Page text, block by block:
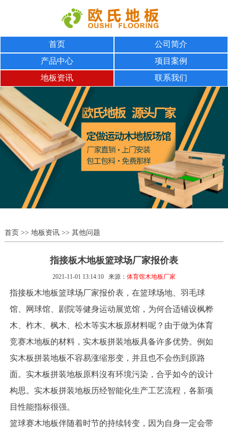
首页
公司简介
产品中心
项目案例
地板资讯
联系我们
首页>> 地板资讯>> 其他问题
指接板木地板篮球场厂家报价表
2021-11-01 13:14:10 来源： 体育馆木地板厂家
指接板木地板篮球场厂家报价表，在篮球场地、羽毛球
馆、网球馆、剧院等健身运动展览馆，为何合适铺设枫桦
木、柞木、枫木、松木等实木板原材料呢？由于做为体育
竞赛木地板的材料，实木板拼装地板具备许多优势。例如
实木板拼装地板不容易涨缩形变，并且也不会伤到原路
面。实木板拼装地板原料沒有环境污染，合乎如今的设计
构思。实木板拼装地板历经智能化生产工艺流程，各新项
目性能指标很强。
篮球赛木地板伴随着时节的持续转变，因为自身一定会带